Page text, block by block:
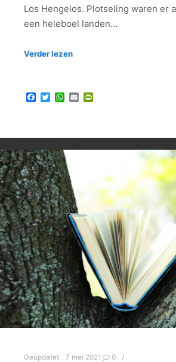
Los Hengelos. Plotseling waren er
een heleboel landen…
Verder lezen
Facebook
TwitterWhatsApp
Email
Geüpdatet: 7 mei 2021
0